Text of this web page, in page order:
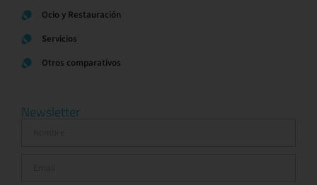
Ocio y Restauración
Servicios
Otros comparativos
Newsletter